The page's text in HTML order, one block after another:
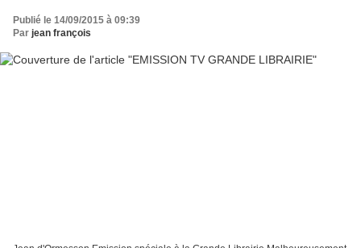
Publié le 14/09/2015 à 09:39
Par jean françois